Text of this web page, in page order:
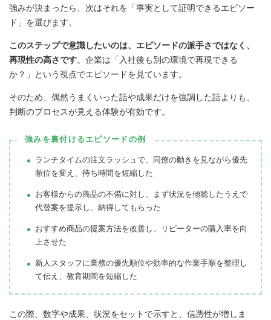
強みが決まったら、次はそれを「事実として証明できるエピソー
ド」を選びます。
このステップで意識したいのは、エピソードの派手さではなく、
再現性の高さです。企業は「入社後も別の環境で再現できる
か？」という視点でエピソードを見ています。
そのため、偶然うまくいった話や成果だけを強調した話よりも、
判断のプロセスが見える体験が有効です。
強みを裏付けるエピソードの例
ランチタイムの注文ラッシュで、同僚の動きを見ながら優先
順位を変え、待ち時間を短縮した
お客様からの商品の不備に対し、まず状況を傾聴したうえで
代替案を提示し、納得してもらった
おすすめ商品の提案方法を改善し、リピーターの購入率を向
上させた
新人スタッフに業務の優先順位や効率的な作業手順を整理し
て伝え、教育期間を短縮した
この際、数字や成果、状況をセットで示すと、信憑性が増しま